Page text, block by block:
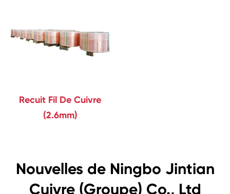
Recuit Fil De Cuivre
(2.6mm)
Nouvelles de Ningbo Jintian
Cuivre (Groupe) Co., Ltd